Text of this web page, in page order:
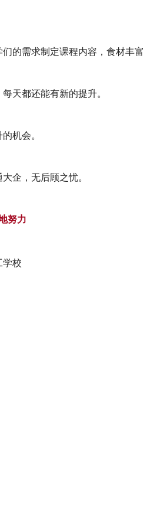
的需求制定课程内容，食材丰富
天都还能有新的提升。
机会。
企，无后顾之忧。
努力
学校